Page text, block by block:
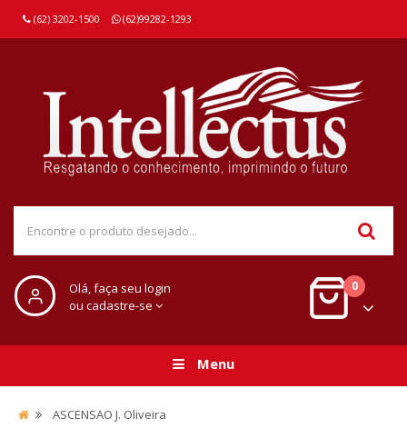
(62) 3202-1500 (62)99282-1293
Olá, faça seu login
ou cadastre-se
0
Menu
ASCENSAO J. Oliveira